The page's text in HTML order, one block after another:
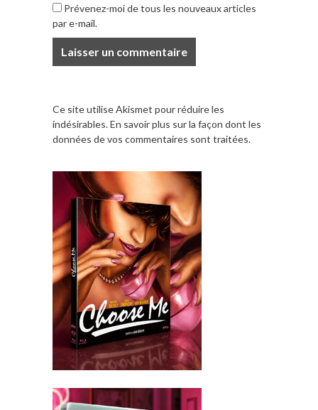
Prévenez-moi de tous les nouveaux articles
par e-mail.
Ce site utilise Akismet pour réduire les
indésirables.En savoir plus sur la façon dont les
données de vos commentaires sont traitées.